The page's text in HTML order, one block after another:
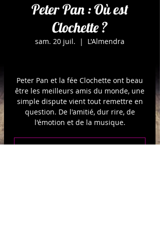
Peter Pan : Où est
Clochette ?
sam. 20 juil.
  |
L'Almendra
Peter Pan et la fée Clochette ont beau
être les meilleurs amis du monde, une
simple dispute vient tout remettre en
question. De l'amitié, dur rire, de
l'émotion et de la musique.